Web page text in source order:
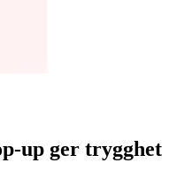
up ger trygghet